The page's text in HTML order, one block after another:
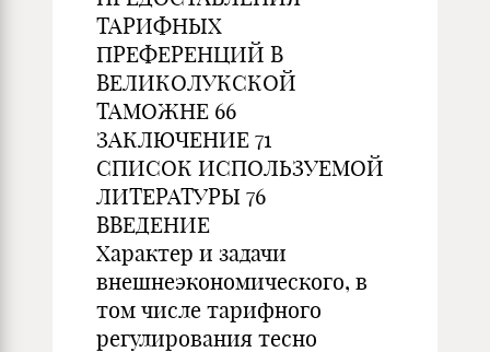
ТАРИФНЫХ
ПРЕФЕРЕНЦИЙ В
ВЕЛИКОЛУКСКОЙ
ТАМОЖНЕ 66
ЗАКЛЮЧЕНИЕ 71
СПИСОК ИСПОЛЬЗУЕМОЙ
ЛИТЕРАТУРЫ 76
ВВЕДЕНИЕ
Характер и задачи
внешнеэкономического, в
том числе тарифного
регулирования тесно